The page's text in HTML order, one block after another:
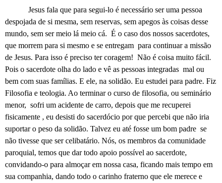
Jesus fala que para segui-lo é necessário ser uma pessoa
despojada de si mesma, sem reservas, sem apegos às coisas desse
mundo, sem ser meio lá meio cá. É o caso dos nossos sacerdotes,
que morrem para si mesmo e se entregam para continuar a missão
de Jesus. Para isso é preciso ter coragem! Não é coisa muito fácil.
Pois o sacerdote olha do lado e vê as pessoas integradas mal ou
bem com suas famílias. E ele, na solidão. Eu estudei para padre. Fiz
Filosofia e teologia. Ao terminar o curso de filosofia, ou seminário
menor, sofri um acidente de carro, depois que me recuperei
fisicamente , eu desisti do sacerdócio por que percebi que não iria
suportar o peso da solidão. Talvez eu até fosse um bom padre se
não tivesse que ser celibatário. Nós, os membros da comunidade
paroquial, temos que dar todo apoio possível ao sacerdote,
convidando-o para almoçar em nossa casa, ficando mais tempo em
sua companhia, dando todo o carinho fraterno que ele merece e